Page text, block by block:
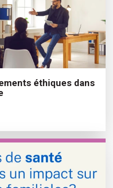
éthiques dans